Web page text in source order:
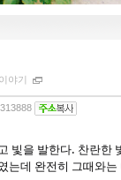
야기
빛을 발한다. 찬란한
는데 완전히 그때와